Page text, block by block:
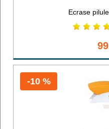
Ecrase
-10 %